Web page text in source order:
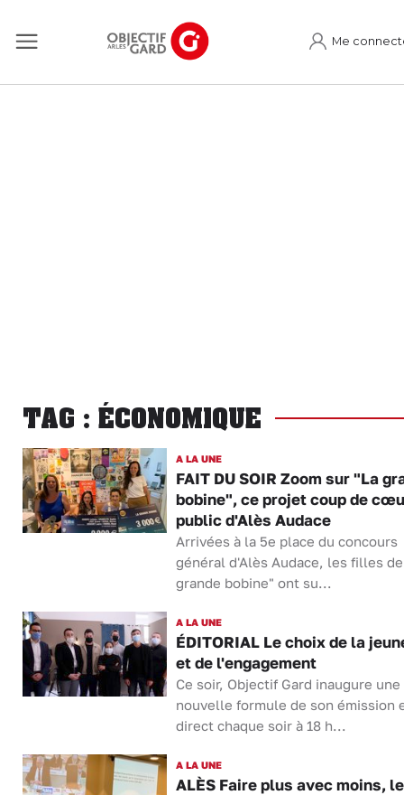
Me
TAG : ÉCONOMIQUE
A LA UNE
FAIT DU SOIR Zoom sur "La
bobine", ce projet coup de
public d'Alès Audace
Arrivées à la 5e place du concours
général d'Alès Audace, les filles
grande bobine" ont su...
A LA UNE
ÉDITORIAL Le choix de la
et de l'engagement
Ce soir, Objectif Gard inaugure une
nouvelle formule de son émission
direct chaque soir à 18 h...
A LA UNE
ALÈS Faire plus avec moins, le